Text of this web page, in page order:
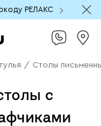
РЕЛАКС
/ Столы
с